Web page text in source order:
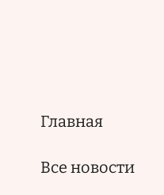
Основная
Главная
Все новости